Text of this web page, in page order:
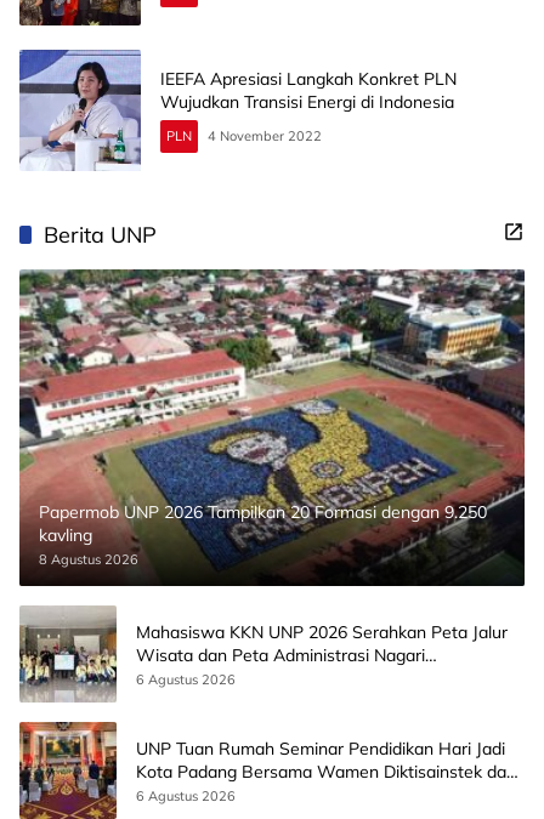
IEEFA Apresiasi Langkah Konkret PLN
Wujudkan Transisi Energi di Indonesia
PLN 4 November 2022
Berita UNP
Papermob UNP 2026 Tampilkan 20 Formasi dengan 9.250
kavling
8 Agustus 2026
Mahasiswa KKN UNP 2026 Serahkan Peta Jalur
Wisata dan Peta Administrasi Nagari
Paninggahan
6 Agustus 2026
UNP Tuan Rumah Seminar Pendidikan Hari Jadi
Kota Padang Bersama Wamen Diktisainstek dan
CEO EMGS Malaysia
6 Agustus 2026